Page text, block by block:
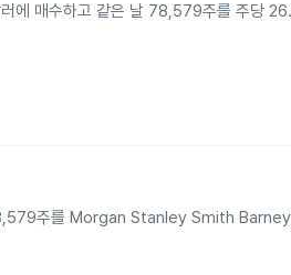
매수하고 같은 날 78,579주를 주당
주를 Morgan Stanley Smith Barney